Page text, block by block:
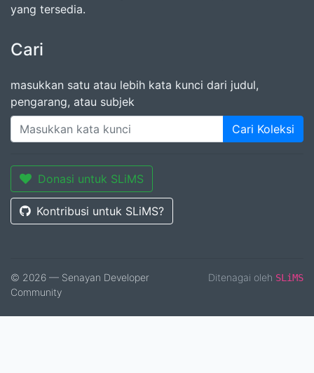
yang tersedia.
Cari
masukkan satu atau lebih kata kunci dari judul,
pengarang, atau subjek
Cari Koleksi
Donasi untuk SLiMS
Kontribusi untuk SLiMS?
© 2026 — Senayan Developer
Community
Ditenagai oleh SLiMS